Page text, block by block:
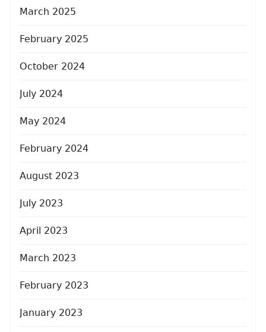
March 2025
February 2025
October 2024
July 2024
May 2024
February 2024
August 2023
July 2023
April 2023
March 2023
February 2023
January 2023